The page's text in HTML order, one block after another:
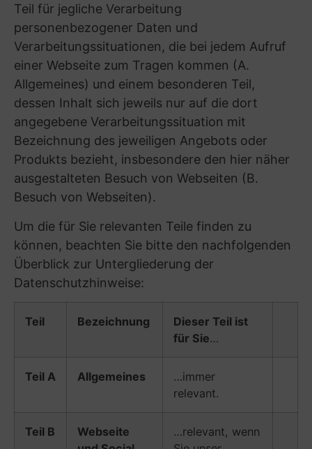
Verantwortlichen oder eines Dritten
erforderlich ist, sofern nicht die gegenläufigen
Interessen oder Rechte des Betroffenen
überwiegen (insbesondere dann, wenn es sich
dabei um einen Minderjährigen handelt).
Die Speicherung von Informationen in der
Endeinrichtung des Endnutzers oder der Zugriff
auf Informationen, die bereits in der
Endeinrichtung gespeichert sind, sind nur
zulässig, wenn sie von einem der folgenden
Rechtfertigungstatbeständen gedeckt sind:
– § 25 Abs. 1 TDDDG: Wenn der Endnutzer
auf der Grundlage von klaren und umfassenden
Informationen eingewilligt hat. Die Einwilligung
hat gem. Art. 6 Abs. 1 S. 1 lit. a DSGVO zu
erfolgen;
alleinige Zweck die Durchführung der
Übertragung einer Nachricht über ein
– § 25 Abs. 2 Nr. 2 TDDDG: Wenn die